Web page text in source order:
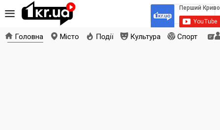
Головна Місто Події Культура Спорт